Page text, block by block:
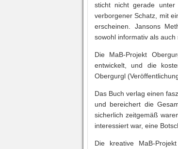
sticht nicht gerade
verborgener Schatz, mit
erscheinen. Jansons
sowohl informativ als
Die MaB-Projekt
entwickelt, und die
Obergurgl
Das Buch verlag einen
und bereichert die
sicherlich zeitgemäß
interessiert war, eine
Die kreative MaB-